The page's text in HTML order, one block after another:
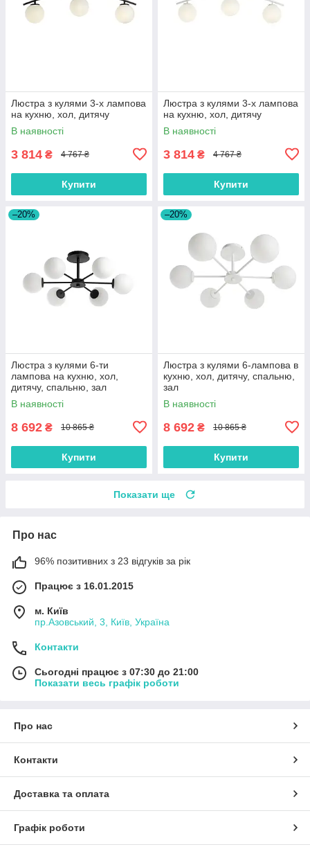
Люстра з кулями 3-х лампова
на кухню, хол, дитячу
В наявності
3 814 ₴ 4 767 ₴
Купити
Люстра з кулями 3-х лампова
на кухню, хол, дитячу
В наявності
3 814 ₴ 4 767 ₴
Купити
–20%
Люстра з кулями 6-ти
лампова на кухню, хол,
дитячу, спальню, зал
В наявності
8 692 ₴ 10 865 ₴
Купити
–20%
Люстра з кулями 6-лампова в
кухню, хол, дитячу, спальню,
зал
В наявності
8 692 ₴ 10 865 ₴
Купити
Показати ще
Про нас
96% позитивних з 23 відгуків за рік
Працює з 16.01.2015
м. Київ
пр.Азовський, 3, Київ, Україна
Контакти
Сьогодні працює з 07:30 до 21:00
Показати весь графік роботи
Про нас
Контакти
Доставка та оплата
Графік роботи